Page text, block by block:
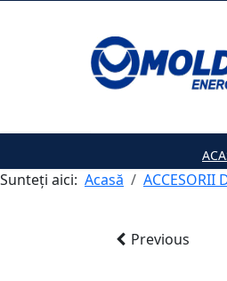
Sunteți aici: Acasă ACCESORII
Previous